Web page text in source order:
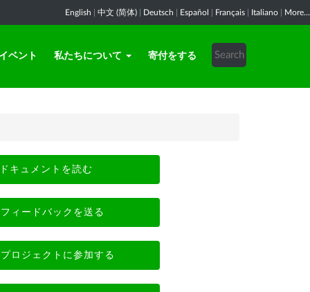
English 中文 (简体) Deutsch Español Français Italiano More...
イベント 私たちについて 寄付をする
ドキュメントを読む
フィードバックを送る
プロジェクトに参加する